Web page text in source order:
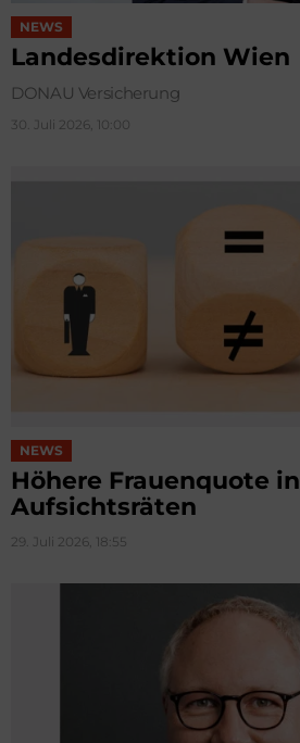
NEWS
Landesdirektion Wien
DONAU Versicherung
30. Juli 2026, 10:00
NEWS
Höhere Frauenquote in
Aufsichtsräten
29. Juli 2026, 18:55